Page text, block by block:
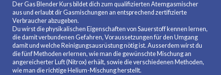
Der Gas Blender Kurs bildet dich zum qualifizierten Atemgasmischer
aus und erlaubt dir Gasmischungen an entsprechend zertifizierte
Verbraucher abzugeben.
Du wirst die physikalischen Eigenschaften von Sauerstoff kennen lernen,
die damit verbundenen Gefahren, Voraussetzungen für den Umgang
damit und welche Reinigungsausrüstung nötig ist. Ausserdem wirst du
die fünf Methoden erlernen, wie man die gewünschte Mischung an
angereicherter Luft (Nitrox) erhält, sowie die verschiedenen Methoden,
wie man die richtige Helium-Mischung herstellt.